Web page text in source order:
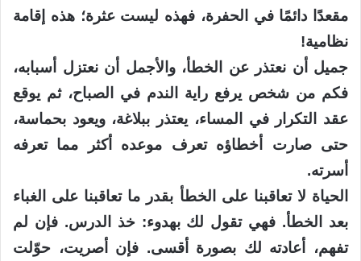
مقعدًا دائمًا في الحفرة، فهذه ليست عثرة؛ هذه إقامة
نظامية!
جميل أن نعتذر عن الخطأ، والأجمل أن نعتزل أسبابه،
فكم من شخص يرفع راية الندم في الصباح، ثم يوقع
عقد التكرار في المساء، يعتذر ببلاغة، ويعود بحماسة،
حتى صارت أخطاؤه تعرف موعده أكثر مما تعرفه
أسرته.
الحياة لا تعاقبنا على الخطأ بقدر ما تعاقبنا على الغباء
بعد الخطأ. فهي تقول لك بهدوء: خذ الدرس. فإن لم
تفهم، أعادته لك بصورة أقسى. فإن أصريت، حوّلت